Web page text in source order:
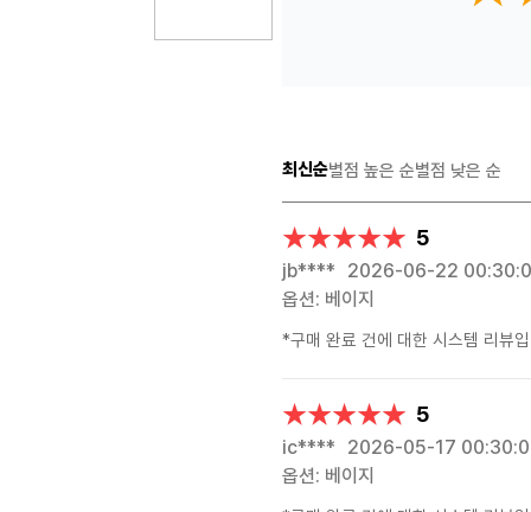
최신순별점 높은 순별점 낮은 순
★★★★★
★★★★★ 5
jb**** 2026-06-22
옵션: 베이지
*구매 완료 건에 대한 시스템 리뷰
★★★★★
★★★★★ 5
ic**** 2026-05-17
옵션: 베이지